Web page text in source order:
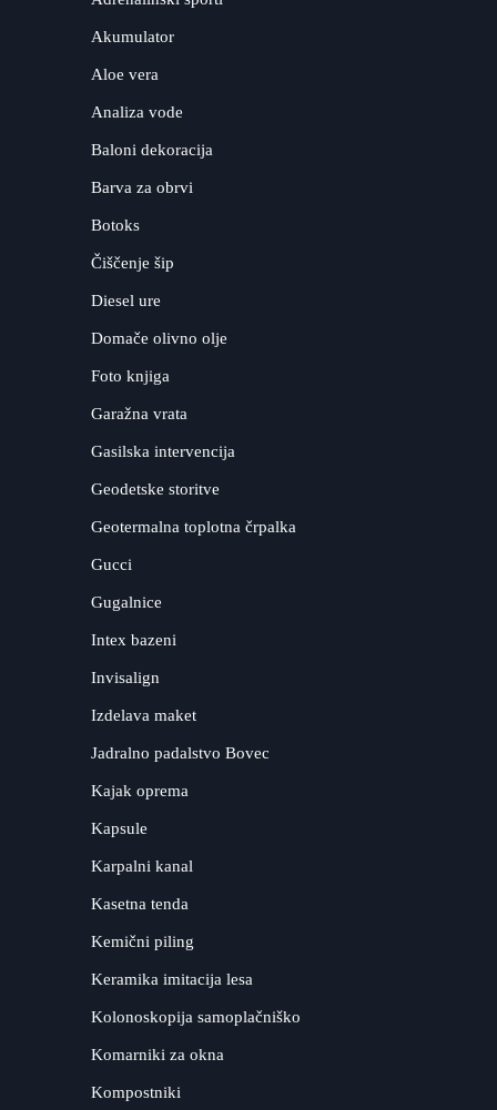
Akumulator
Aloe vera
Analiza vode
Baloni dekoracija
Barva za obrvi
Botoks
Čiščenje šip
Diesel ure
Domače olivno olje
Foto knjiga
Garažna vrata
Gasilska intervencija
Geodetske storitve
Geotermalna toplotna črpalka
Gucci
Gugalnice
Intex bazeni
Invisalign
Izdelava maket
Jadralno padalstvo Bovec
Kajak oprema
Kapsule
Karpalni kanal
Kasetna tenda
Kemični piling
Keramika imitacija lesa
Kolonoskopija samoplačniško
Komarniki za okna
Kompostniki